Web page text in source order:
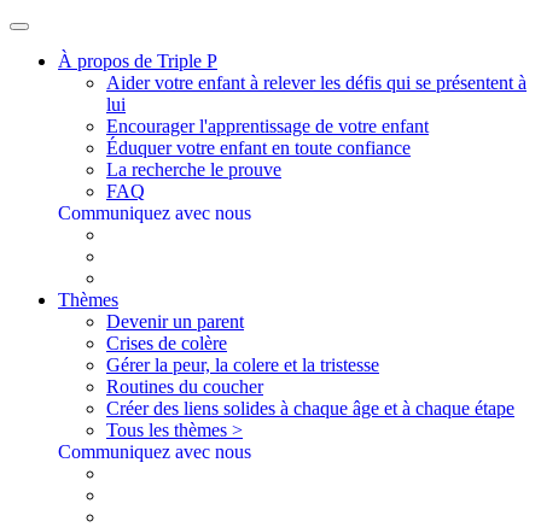
À propos de Triple P
Aider votre enfant à relever les défis qui se présentent à
lui
Encourager l'apprentissage de votre enfant
Éduquer votre enfant en toute confiance
La recherche le prouve
FAQ
Communiquez avec nous
Thèmes
Devenir un parent
Crises de colère
Gérer la peur, la colere et la tristesse
Routines du coucher
Créer des liens solides à chaque âge et à chaque étape
Tous les thèmes >
Communiquez avec nous